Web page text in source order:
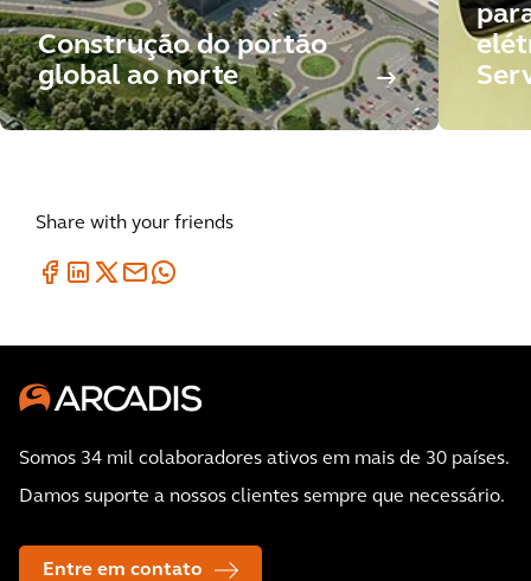
Construção do portão
global ao norte
Share with your friends
Somos 34 mil colaboradores ativos em mais de 30 países.
Damos suporte a nossos clientes sempre que necessário.
Entre em contato